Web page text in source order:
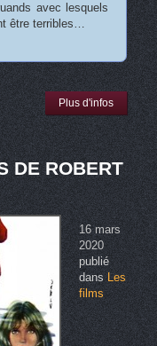
avec lesquels
être terribles…
Plus d'infos
DE ROBERT
16 mars
2020
publié
dansLes
films